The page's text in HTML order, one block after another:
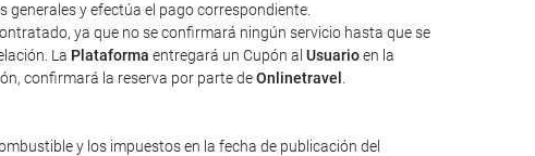
generales y efectúa el pago correspondiente.
ya que no se confirmará ningún servicio hasta que se
La Plataforma entregará un Cupón al Usuarioen la
confirmará la reserva por parte deOnlinetravel
y los impuestos en la fecha de publicación del